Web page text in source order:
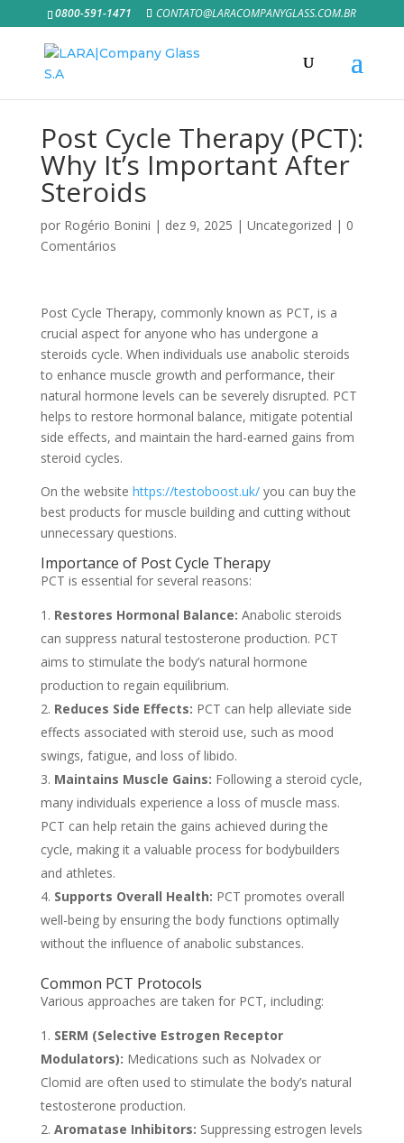
0800-591-1471 CONTATO@LARACOMPANYGLASS.COM.BR
Post Cycle Therapy (PCT):
Why It’s Important After
Steroids
por Rogério Bonini | dez 9, 2025 | Uncategorized | 0
Comentários
Post Cycle Therapy, commonly known as PCT, is a
crucial aspect for anyone who has undergone a
steroids cycle. When individuals use anabolic steroids
to enhance muscle growth and performance, their
natural hormone levels can be severely disrupted. PCT
helps to restore hormonal balance, mitigate potential
side effects, and maintain the hard-earned gains from
steroid cycles.
On the website https://testoboost.uk/you can buy the
best products for muscle building and cutting without
unnecessary questions.
Importance of Post Cycle Therapy
PCT is essential for several reasons:
Restores Hormonal Balance: Anabolic steroids
can suppress natural testosterone production. PCT
aims to stimulate the body’s natural hormone
production to regain equilibrium.
Reduces Side Effects: PCT can help alleviate side
effects associated with steroid use, such as mood
swings, fatigue, and loss of libido.
Maintains Muscle Gains: Following a steroid cycle,
many individuals experience a loss of muscle mass.
PCT can help retain the gains achieved during the
cycle, making it a valuable process for bodybuilders
and athletes.
Supports Overall Health: PCT promotes overall
well-being by ensuring the body functions optimally
without the influence of anabolic substances.
Common PCT Protocols
Various approaches are taken for PCT, including:
SERM (Selective Estrogen Receptor
Modulators): Medications such as Nolvadex or
Clomid are often used to stimulate the body’s natural
testosterone production.
Aromatase Inhibitors: Suppressing estrogen levels